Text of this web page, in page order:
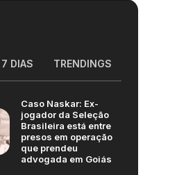
7 DIAS TRENDINGS
Caso Naskar: Ex-
jogador da Seleção
Brasileira está entre
presos em operação
que prendeu
advogada em Goiás